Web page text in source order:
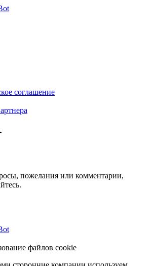
соглашение
пожелания или комментарии,
файлов cookie